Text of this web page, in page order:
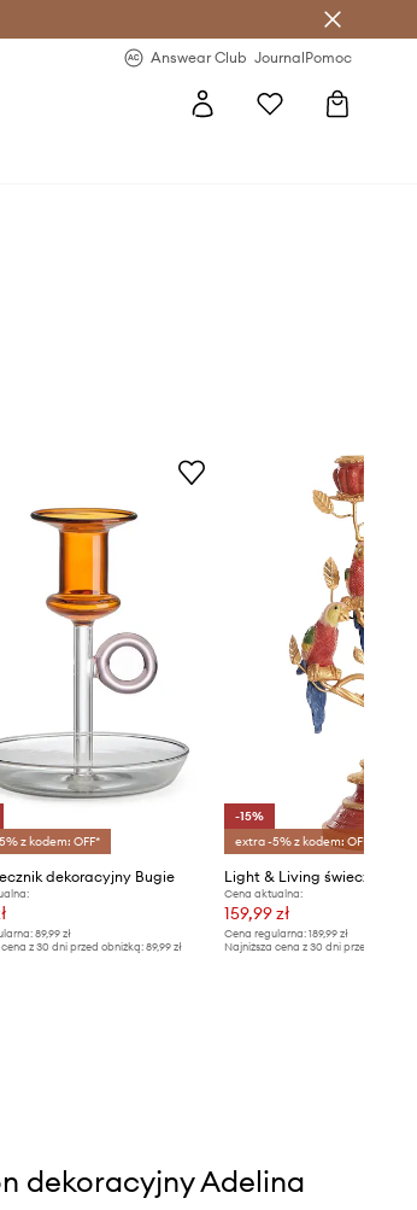
Answear Club JournalPomoc
z kodem: OFF*
dekoracyjny Bugie
89,99 zł
cena z 30 dni przed obniżką:89,99 zł
-15%
extra -5% z kodem: OFF*
Light & Living świecznik
Cena aktualna:
159,99 zł
Cena regularna: 189,99 zł
Najniższa cena z 30 dni przed obniżką:
dekoracyjny Adelina